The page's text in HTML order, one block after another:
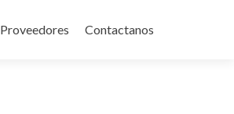
Proveedores Contactanos